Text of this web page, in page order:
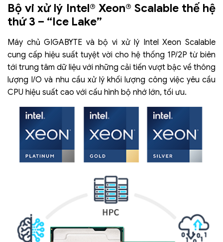
Bộ vi xử lý Intel® Xeon® Scalable thế hệ
thứ 3 – “Ice Lake”
Máy chủ GIGABYTE và bộ vi xử lý Intel Xeon Scalable
cung cấp hiệu suất tuyệt vời cho hệ thống 1P/2P từ biên
tới trung tâm dữ liệu với những cải tiến vượt bậc về thông
lượng I/O và nhu cầu xử lý khối lượng công việc yêu cầu
CPU hiệu suất cao với cấu hình bộ nhớ lớn, tối ưu.